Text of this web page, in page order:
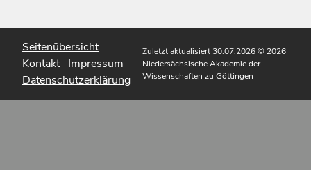
Seitenübersicht
Kontakt Impressum
Datenschutzerklärung
Zuletzt aktualisiert 30.07.2026© 2026
Niedersächsische Akademie der
Wissenschaften zu Göttingen